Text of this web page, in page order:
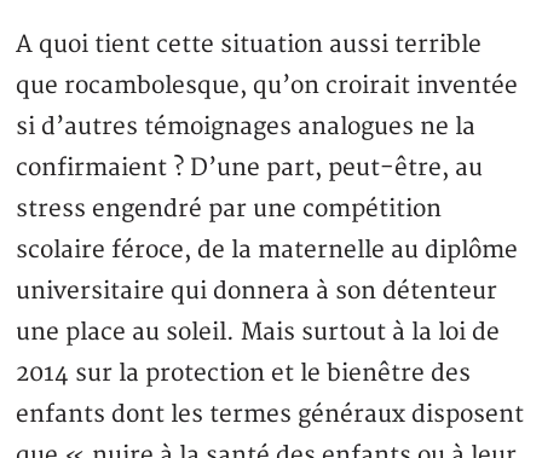
A quoi tient cette situation aussi terrible
que rocambolesque, qu’on croirait inventée
si d’autres témoignages analogues ne la
confirmaient ? D’une part, peut-être, au
stress engendré par une compétition
scolaire féroce, de la maternelle au diplôme
universitaire qui donnera à son détenteur
une place au soleil. Mais surtout à la loi de
2014 sur la protection et le bienêtre des
enfants dont les termes généraux disposent